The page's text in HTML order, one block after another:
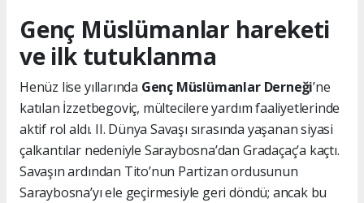
Genç Müslümanlar hareketi
ve ilk tutuklanma
Henüz lise yıllarında Genç Müslümanlar Derneği’ne
katılan İzzetbegoviç, mültecilere yardım faaliyetlerinde
aktif rol aldı. II. Dünya Savaşı sırasında yaşanan siyasi
çalkantılar nedeniyle Saraybosna’dan Gradaçaç’a kaçtı.
Savaşın ardından Tito’nun Partizan ordusunun
Saraybosna’yı ele geçirmesiyle geri döndü; ancak bu